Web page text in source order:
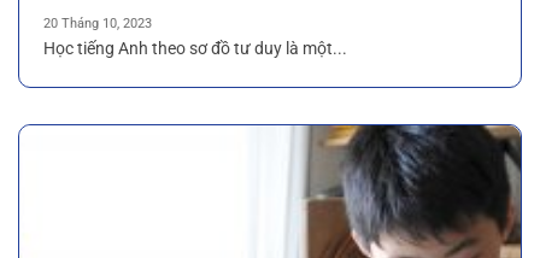
20 Tháng 10, 2023
Học tiếng Anh theo sơ đồ tư duy là một...